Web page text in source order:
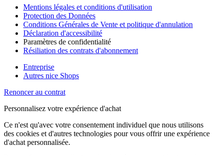
Mentions légales et conditions d'utilisation
Protection des Données
Conditions Générales de Vente et politique d'annulation
Déclaration d'accessibilité
Paramètres de confidentialité
Résiliation des contrats d'abonnement
Entreprise
Autres nice Shops
Renoncer au contrat
Personnalisez votre expérience d'achat
Ce n'est qu'avec votre consentement individuel que nous utilisons
des cookies et d'autres technologies pour vous offrir une expérience
d'achat personnalisée.